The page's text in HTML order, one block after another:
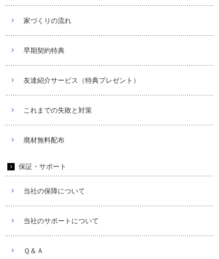
家づくりの流れ
早期契約特典
友達紹介サービス（特典プレゼント）
これまでの失敗と対策
廃材無料配布
保証・サポート
当社の保障について
当社のサポートについて
Ｑ＆Ａ